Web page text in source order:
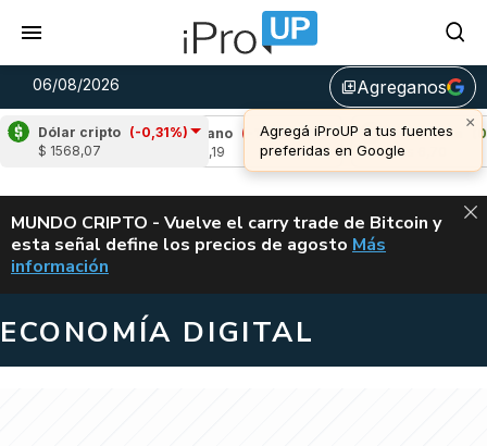
06/08/2026 library_addAgreganos
×
Agregá iProUP a tus fuentes
preferidas en Google
Dólar cripto (-0,31%)
$ 1568,07
Cardano (-1,28%)
Avalanche
u$s 6,70
ALERTA
MUNDO CRIPTO - Vuelve el carry trade de Bitcoin y
esta señal define los precios de agosto VUELVE EL
Más
información
ECONOMÍA DIGITAL